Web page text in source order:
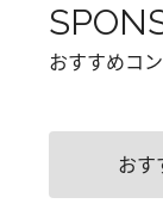
おすすめコ
おす